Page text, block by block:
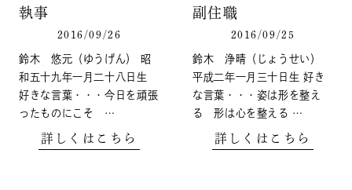
執事
2016/09/26
鈴木 悠元（ゆうげん） 昭
和五十九年一月二十八日生
好きな言葉・・・今日を頑張
ったものにこそ …
詳しくはこちら
副住職
2016/09/25
鈴木 浄晴（じょうせい）
平成二年一月三十日生 好き
な言葉・・・姿は形を整え
る 形は心を整える …
詳しくはこちら